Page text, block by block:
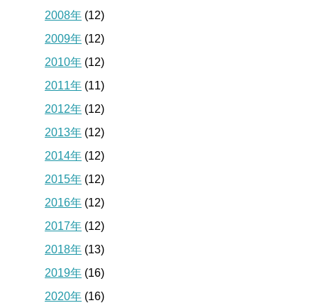
2008年 (12)
2009年 (12)
2010年 (12)
2011年 (11)
2012年 (12)
2013年 (12)
2014年 (12)
2015年 (12)
2016年 (12)
2017年 (12)
2018年 (13)
2019年 (16)
2020年 (16)